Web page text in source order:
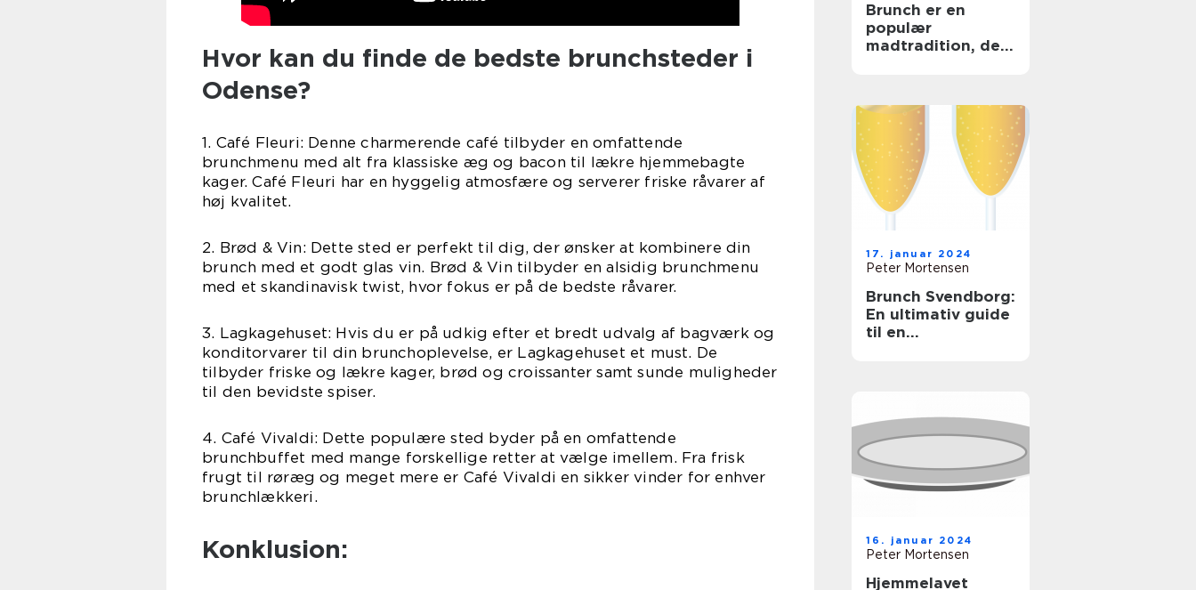
Hvor kan du finde de bedste brunchsteder i
Odense?
1. Café Fleuri: Denne charmerende café tilbyder en omfattende
brunchmenu med alt fra klassiske æg og bacon til lækre hjemmebagte
kager. Café Fleuri har en hyggelig atmosfære og serverer friske råvarer af
høj kvalitet.
2. Brød & Vin: Dette sted er perfekt til dig, der ønsker at kombinere din
brunch med et godt glas vin. Brød & Vin tilbyder en alsidig brunchmenu
med et skandinavisk twist, hvor fokus er på de bedste råvarer.
3. Lagkagehuset: Hvis du er på udkig efter et bredt udvalg af bagværk og
konditorvarer til din brunchoplevelse, er Lagkagehuset et must. De
tilbyder friske og lækre kager, brød og croissanter samt sunde muligheder
til den bevidste spiser.
4. Café Vivaldi: Dette populære sted byder på en omfattende
brunchbuffet med mange forskellige retter at vælge imellem. Fra frisk
frugt til røræg og meget mere er Café Vivaldi en sikker vinder for enhver
brunchlækkeri.
Konklusion:
Brunch er en
populær
madtradition, der
frokost og giver
folk mulighed for
at nyde en lækker
og afslappet
spiseoplevelse
17. januar 2024
Peter Mortensen
Brunch Svendborg:
En ultimativ guide
til en
16. januar 2024
Peter Mortensen
Hjemmelavet